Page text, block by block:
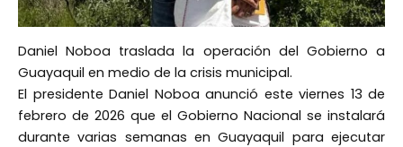
Daniel Noboa traslada la operación del Gobierno a
Guayaquil en medio de la crisis municipal.
El presidente Daniel Noboa anunció este viernes 13 de
febrero de 2026 que el Gobierno Nacional se instalará
durante varias semanas en Guayaquil para ejecutar